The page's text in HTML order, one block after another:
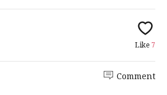
Like 7
Comment